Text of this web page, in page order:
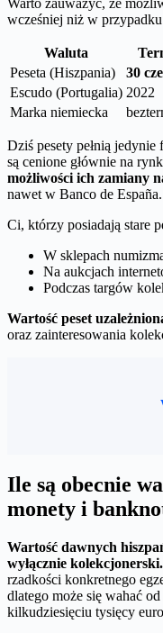
wcześniej niż w
Waluta
Peseta (Hiszpania)
30
Escudo (Portugalia) 2022
Marka niemiecka
Dziś pesety pełnią
są cenione głównie na
możliwości ich zamiany
nawet w Banco de España.
Ci, którzy posiadają stare
W sklepach
Na aukcjach
Podczas targów
Wartość peset
oraz zainteresowania
Ile są obecnie
monety i
Wartość dawnych
wyłącznie kolekcjonerski.
rzadkości konkretnego
dlatego może się wahać
kilkudziesięciu tysięcy